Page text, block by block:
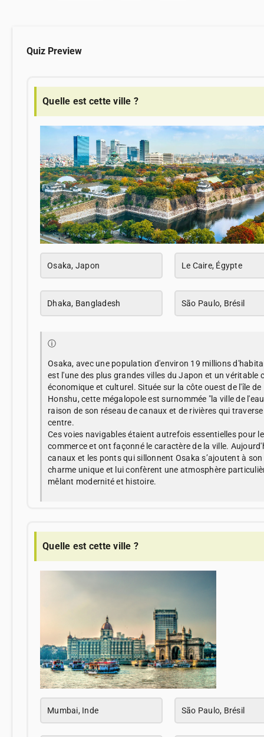
Quiz Preview
Quelle est cette ville ?
Osaka, Japon Le Caire, Égypte
Dhaka, Bangladesh São Paulo, Brésil
ⓘ
Osaka, avec une population d'environ 19 millions
est l'une des plus grandes villes du Japon et un véritable
économique et culturel. Située sur la côte ouest de l'île de
Honshu, cette mégalopole est surnommée "la ville de
raison de son réseau de canaux et de rivières qui
centre.
Ces voies navigables étaient autrefois essentielles pour le
commerce et ont façonné le caractère de la ville.
canaux et les ponts qui sillonnent Osaka s’ajoutent à son
charme unique et lui confèrent une atmosphère
mêlant modernité et histoire.
Quelle est cette ville ?
Mumbai, Inde São Paulo, Brésil